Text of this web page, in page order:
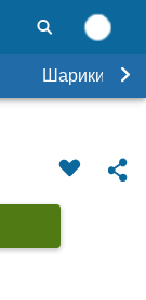
Шарики